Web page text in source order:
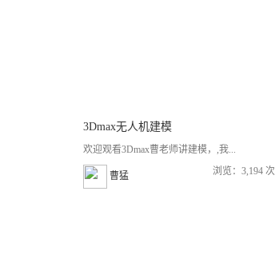
3Dmax无人机建模
欢迎观看3Dmax曹老师讲建模，,我...
曹猛 浏览：3,194 次